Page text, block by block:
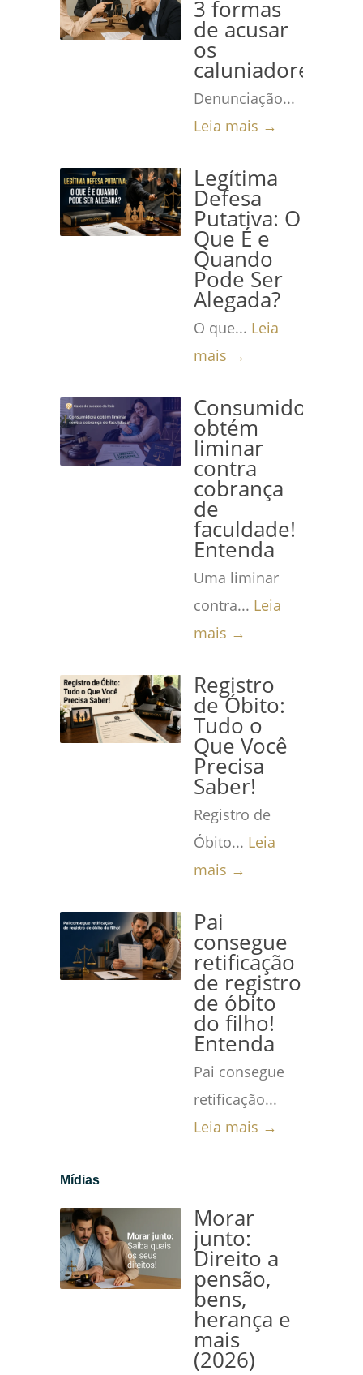
3 formas
de acusar
os
caluniadores
Denunciação...
Leia mais →
Legítima
Defesa
Putativa: O
Que É e
Quando
Pode Ser
Alegada?
O que... Leia
mais →
Consumidora
obtém
liminar
contra
cobrança
de
faculdade!
Entenda
Uma liminar
contra... Leia
mais →
Registro
de Óbito:
Tudo o
Que Você
Precisa
Saber!
Registro de
Óbito... Leia
mais →
Pai
consegue
retificação
de registro
de óbito
do filho!
Entenda
Pai consegue
retificação...
Leia mais →
Mídias
Morar
junto:
Direito a
pensão,
bens,
herança e
mais
(2026)